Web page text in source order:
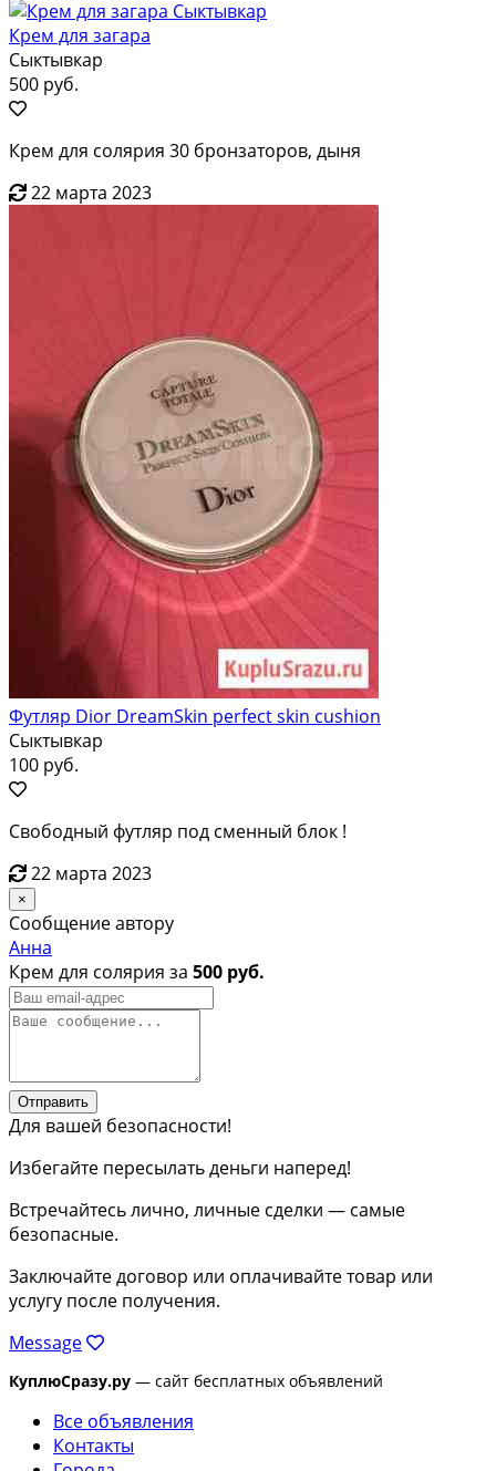
Крем для загара
Сыктывкар
500 руб.
Крем для солярия 30 бронзаторов, дыня
22 марта 2023
Футляр Dior DreamSkin perfect skin cushion
Сыктывкар
100 руб.
Свободный футляр под сменный блок !
22 марта 2023
×
Сообщение автору
Анна
Крем для солярия за 500 руб.
Отправить
Для вашей безопасности!
Избегайте пересылать деньги наперед!
Встречайтесь лично, личные сделки — самые
безопасные.
Заключайте договор или оплачивайте товар или
услугу после получения.
Message
КуплюСразу.ру — сайт бесплатных объявлений
Все объявления
Контакты